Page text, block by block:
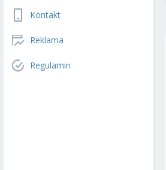
Kontakt
Reklama
Regulamin